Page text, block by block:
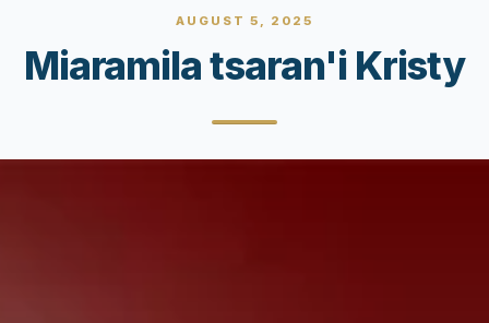
AUGUST 5, 2025
Miaramila tsaran'i Kristy